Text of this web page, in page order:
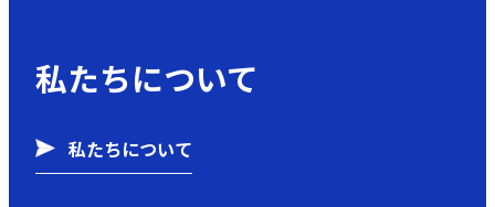
私たちについて
私たちについて